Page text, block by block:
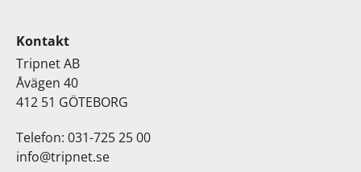
Kontakt
Tripnet AB
Åvägen 40
412 51 GÖTEBORG
Telefon: 031-725 25 00
info@tripnet.se